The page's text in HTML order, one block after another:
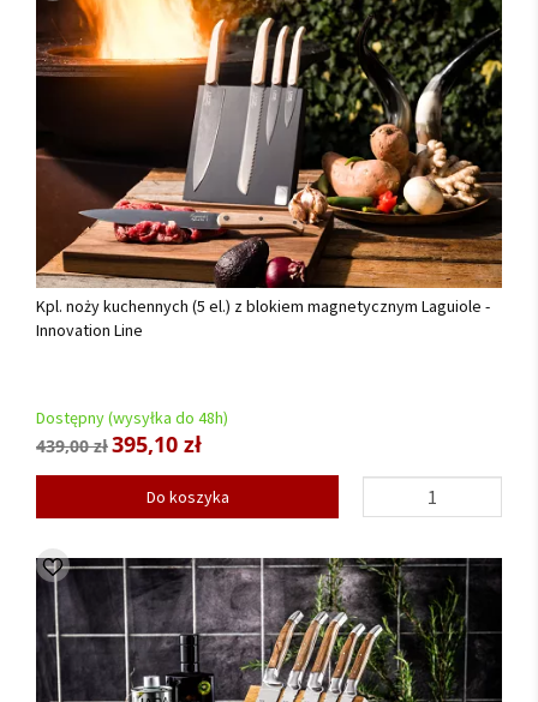
Kpl. noży kuchennych (5 el.) z blokiem magnetycznym Laguiole -
Innovation Line
Dostępny (wysyłka do 48h)
439,00 zł395,10 zł
Do koszyka